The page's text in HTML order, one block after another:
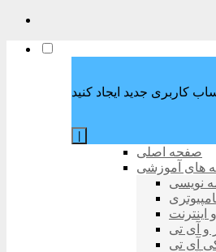
صفحه اصلی
های آموزشی
نویسی
و آی تی
آی تی